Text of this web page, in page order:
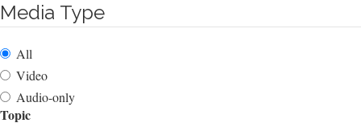
Media Type
All
Video
Audio-only
Topic